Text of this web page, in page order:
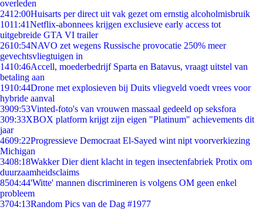
overleden
2412:00Huisarts per direct uit vak gezet om ernstig alcoholmisbruik
1011:41Netflix-abonnees krijgen exclusieve early access tot
uitgebreide GTA VI trailer
2610:54NAVO zet wegens Russische provocatie 250% meer
gevechtsvliegtuigen in
1410:46Accell, moederbedrijf Sparta en Batavus, vraagt uitstel van
betaling aan
1910:44Drone met explosieven bij Duits vliegveld voedt vrees voor
hybride aanval
3909:53Vinted-foto's van vrouwen massaal gedeeld op seksfora
309:33XBOX platform krijgt zijn eigen "Platinum" achievements dit
jaar
4609:22Progressieve Democraat El-Sayed wint nipt voorverkiezing
Michigan
3408:18Wakker Dier dient klacht in tegen insectenfabriek Protix om
duurzaamheidsclaims
8504:44'Witte' mannen discrimineren is volgens OM geen enkel
probleem
3704:13Random Pics van de Dag #1977